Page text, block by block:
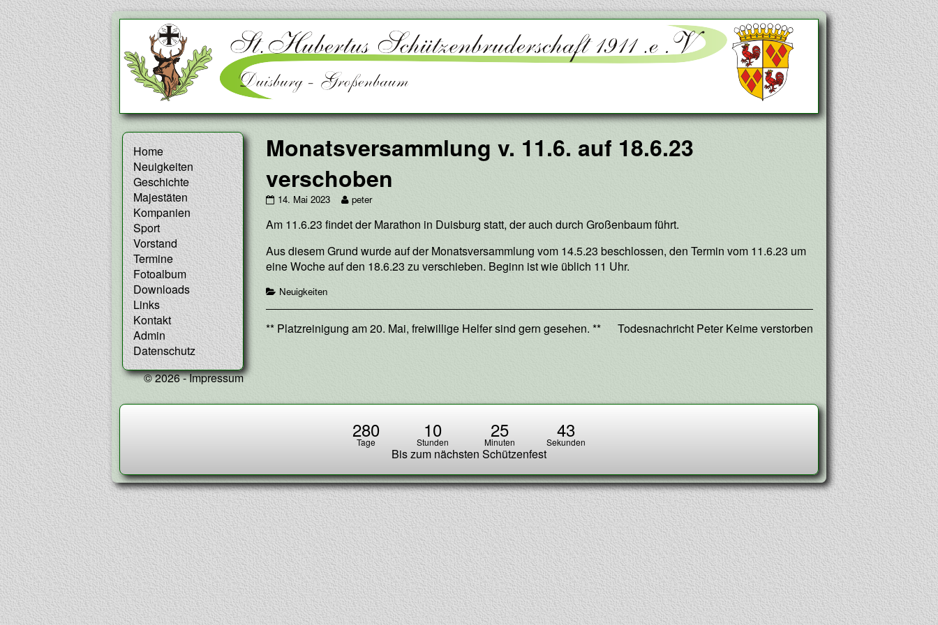
Skip
to
content
Monatsversammlung v. 11.6. auf 18.6.23
verschoben
Monatsversammlung
11.6.
18.6.23
verschoben
published
on
14. Mai 2023
Read
posts
the
author
of
11.6.
auf
18.6.23
peter
Am 11.6.23 findet der Marathon in Duisburg statt, der auch durch Großenbaum führt.
Aus diesem Grund wurde auf der Monatsversammlung vom 14.5.23 beschlossen, den Termin vom 11.6.23 um
eine Woche auf den 18.6.23 zu verschieben. Beginn ist wie üblich 11 Uhr.
Categories
Neuigkeiten
Beitragsnavigation
Previous
** Platzreinigung am 20. Mai, freiwillige Helfer sind gern gesehen. **
Next
Todesnachricht Peter Keime verstorben
Primary
Sidebar
Home
Neuigkeiten
Geschichte
Majestäten
Kompanien
Sport
Vorstand
Termine
Fotoalbum
Downloads
Links
Kontakt
Admin
Datenschutz
© 2026 -Impressum
280
Tage
10
Stunden
25
Minuten
43
Sekunden
Bis zum nächsten Schützenfest